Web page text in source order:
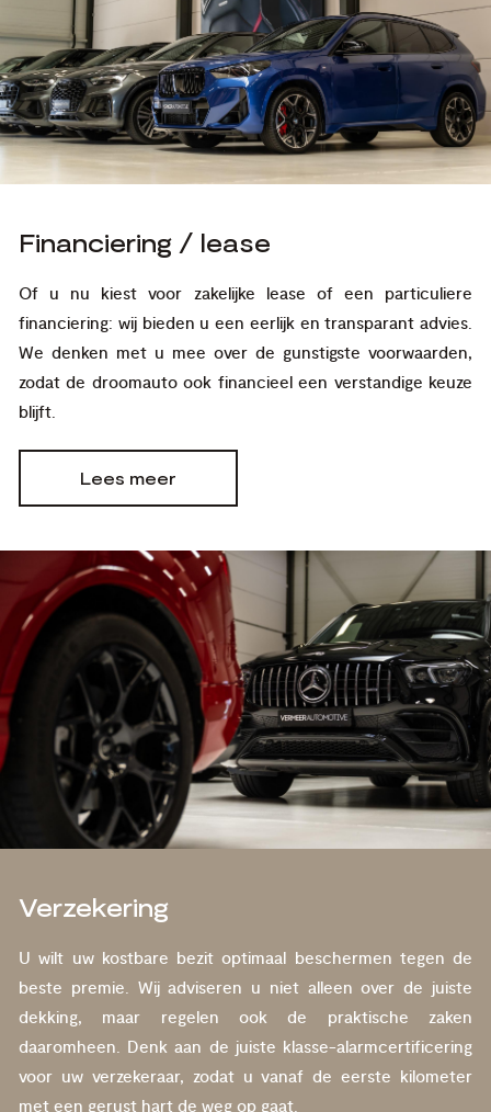
Financiering / lease
Of u nu kiest voor zakelijke lease of een particuliere
financiering: wij bieden u een eerlijk en transparant advies.
We denken met u mee over de gunstigste voorwaarden,
zodat de droomauto ook financieel een verstandige keuze
blijft.
Lees meer
Verzekering
U wilt uw kostbare bezit optimaal beschermen tegen de
beste premie. Wij adviseren u niet alleen over de juiste
dekking, maar regelen ook de praktische zaken
daaromheen. Denk aan de juiste klasse-alarmcertificering
voor uw verzekeraar, zodat u vanaf de eerste kilometer
met een gerust hart de weg op gaat.